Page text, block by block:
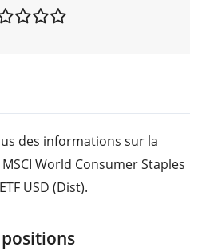
des informations sur la
World Consumer Staples
USD (Dist).